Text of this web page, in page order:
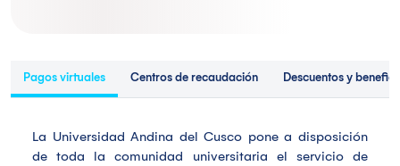
Pagos virtuales Centros de recaudación Descuentos y
La Universidad Andina del Cusco pone a disposición
de toda la comunidad universitaria el servicio de